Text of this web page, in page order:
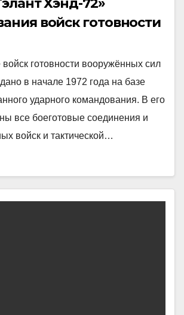
Хэнд-72»
войск готовности
сил США
готовности вооружённых сил
в начале 1972 года на базе
ударного командования. В его
все боеготовые соединения и
войск и тактической…